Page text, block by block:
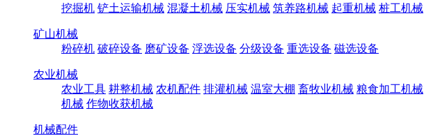
挖掘机 铲土运输机械 混凝土机械 压实机械 筑养路机械 起重机械 桩工机械
矿山机械
粉碎机 破碎设备 磨矿设备 浮选设备 分级设备 重选设备 磁选设备
农业机械
农业工具 耕整机械 农机配件 排灌机械 温室大棚 畜牧业机械 粮食加工机械
机械 作物收获机械
机械配件